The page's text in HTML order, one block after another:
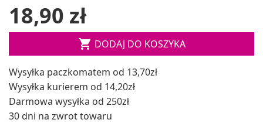
18,90 zł
 DODAJ DO KOSZYKA
Wysyłka paczkomatem od 13,70zł
Wysyłka kurierem od 14,20zł
Darmowa wysyłka od 250zł
30 dni na zwrot towaru